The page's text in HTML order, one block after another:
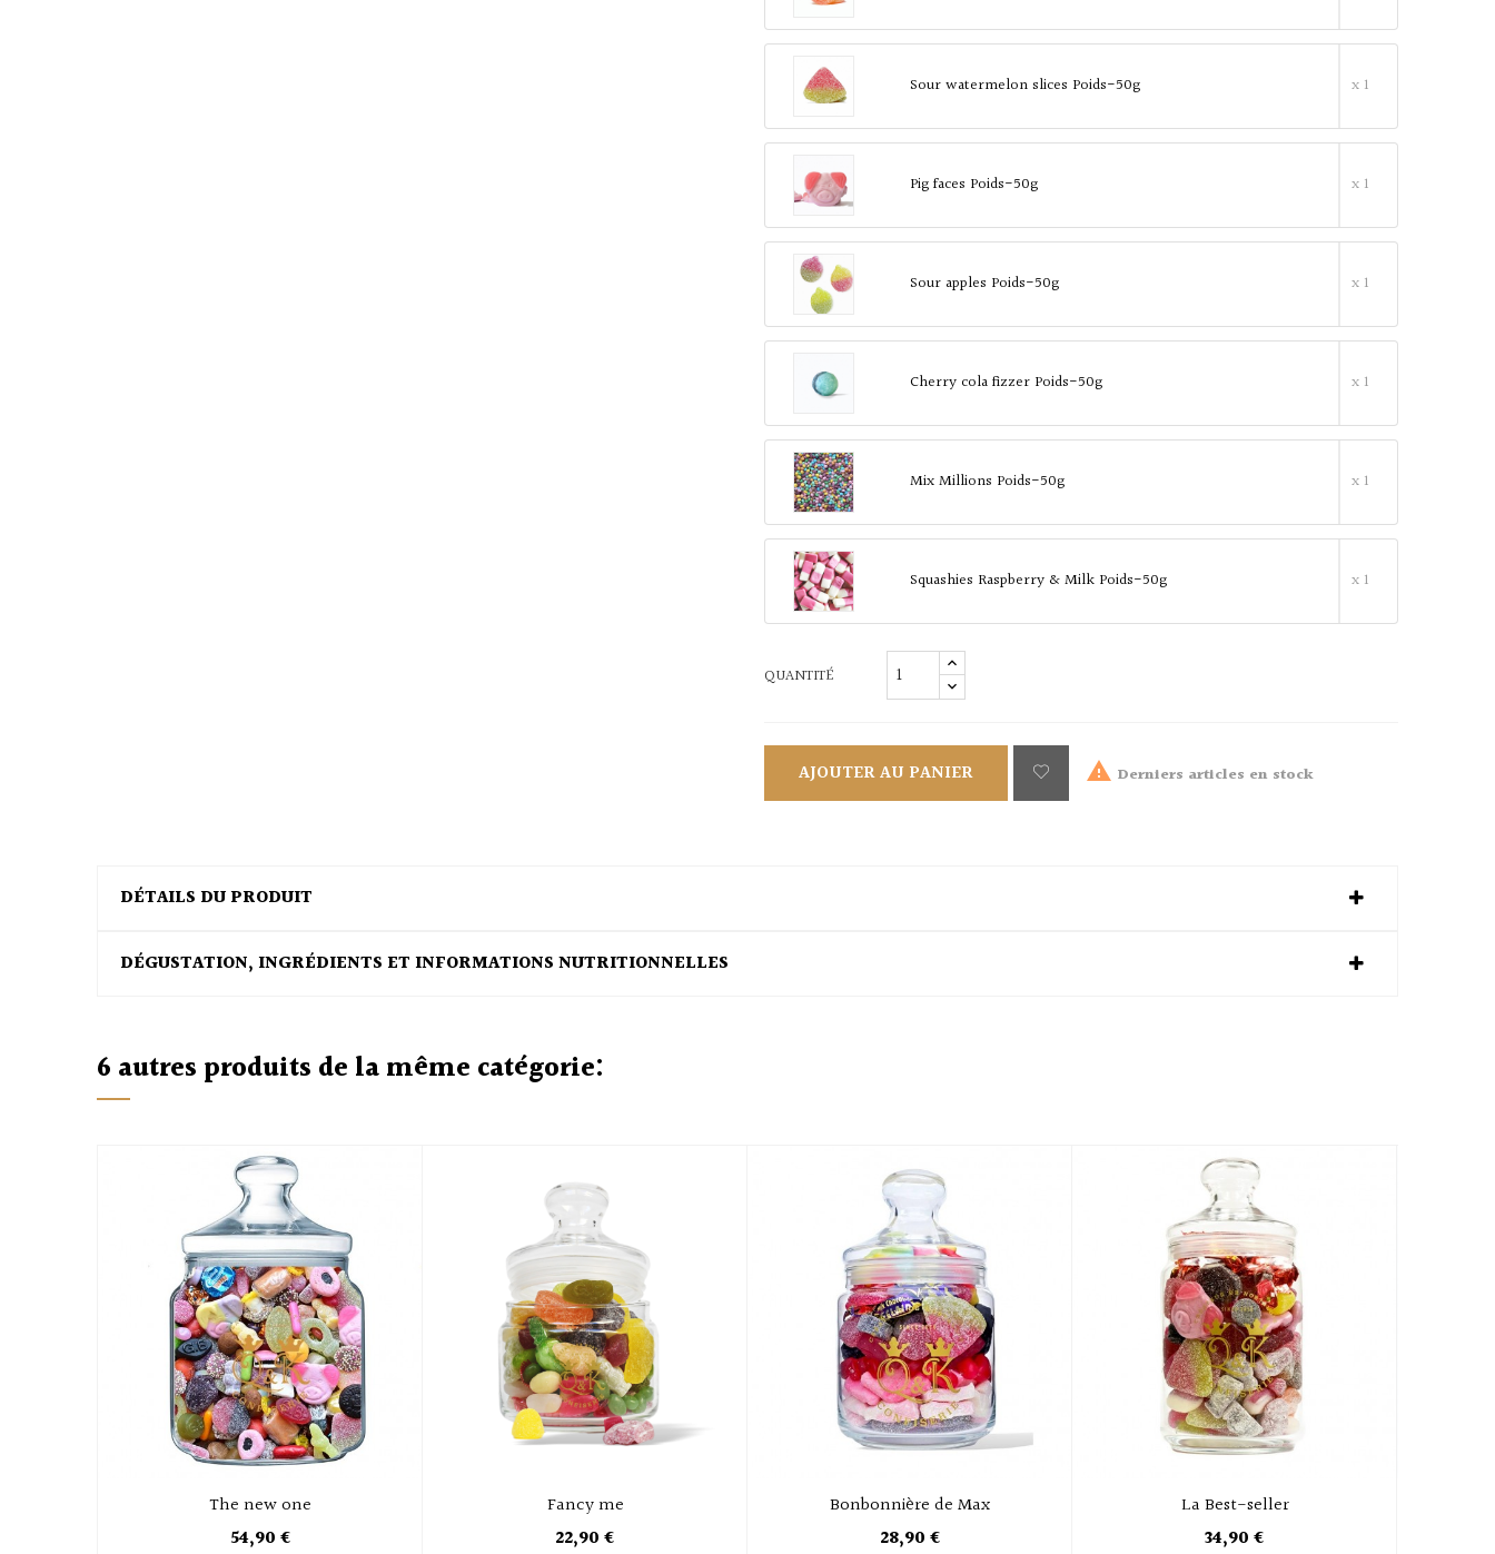
Sour watermelon slices Poids-50g x 1
Pig faces Poids-50g x 1
Sour apples Poids-50g x 1
Cherry cola fizzer Poids-50g x 1
Mix Millions Poids-50g x 1
Squashies Raspberry & Milk Poids-50g x 1
QUANTITÉ
AJOUTER AU PANIER  Derniers articles en stock
DÉTAILS DU PRODUIT
DÉGUSTATION, INGRÉDIENTS ET INFORMATIONS NUTRITIONNELLES
6 autres produits de la même catégorie:
The new one
54,90 €
Fancy me
22,90 €
Bonbonnière de Max
28,90 €
La Best-seller
34,90 €